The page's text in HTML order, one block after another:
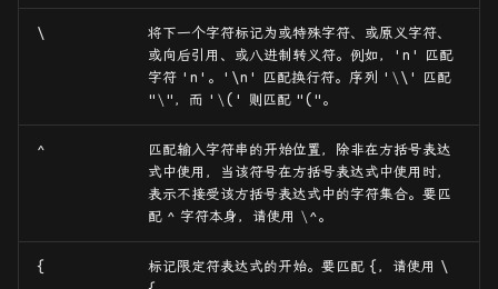
\
将下一个字符标记为或特殊字符、或原义字符、
或向后引用、或八进制转义符。例如，
'n' 匹配
字符 'n' 。 '\n' 匹配换行符。序列 '\\' 匹配
"\"，而 '\(' 则匹配 "("。
^
匹配输入字符串的开始位置，除非在方括号表达
式中使用，当该符号在方括号表达式中使用时，
表示不接受该方括号表达式中的字符集合。要匹
配 ^ 字符本身，请使用 \^。
{ 标记限定符表达式的开始。要匹配 {，请使用 \